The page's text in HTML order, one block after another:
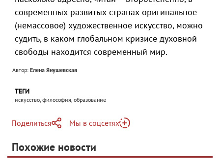
современных развитых странах оригинальное
(немассовое) художественное искусство, можно
судить, в каком глобальном кризисе духовной
свободы находится современный мир.
Автор: Елена Янушевская
ТЕГИ
искусство, философия, образование
Поделиться
Telegram
Мы в соцсетях
Яндекс Дзен
Похожие новости